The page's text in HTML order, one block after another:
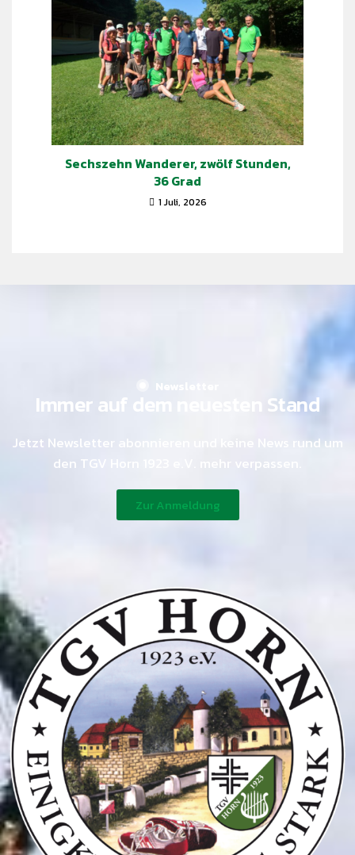
Sechszehn Wanderer, zwölf Stunden,
36 Grad
1 Juli, 2026
Find what you are looking for and experience the
difference.
Newsletter
Immer auf dem neuesten Stand
Jetzt Newsletter abonnieren und keine News rund um
den TGV Horn 1923 e.V. mehr verpassen.
Zur Anmeldung